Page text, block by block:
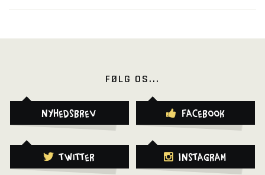
FØLG OS...
Nyhedsbrev Facebook
Twitter Instagram